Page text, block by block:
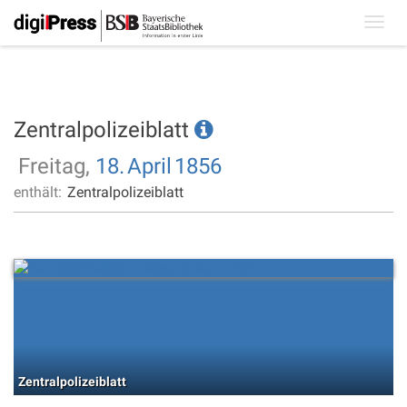
Zentralpolizeiblatt
Freitag, 18.April 1856
enthält: Zentralpolizeiblatt
Zentralpolizeiblatt